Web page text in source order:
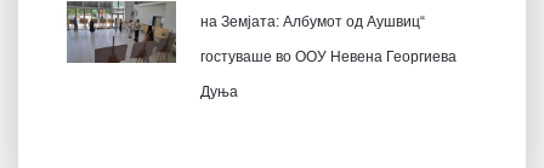
на Земјата: Албумот од Аушвиц“
гостуваше во ООУ Невена Георгиева
Дуња